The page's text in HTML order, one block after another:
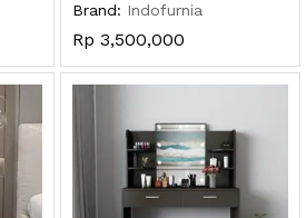
Brand: Indofurnia
Rp 3,500,000